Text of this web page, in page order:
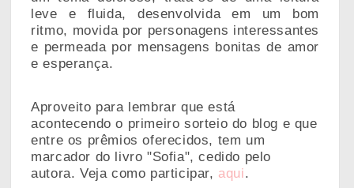
leve e fluida, desenvolvida em um bom
ritmo, movida por personagens interessantes
e permeada por mensagens bonitas de amor
e esperança.
Aproveito para lembrar que está
acontecendo o primeiro sorteio do blog e que
entre os prêmios oferecidos, tem um
marcador do livro "Sofia", cedido pelo
autora. Veja como participar, aqui.